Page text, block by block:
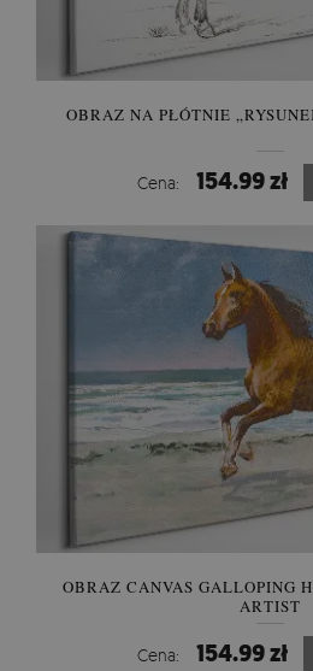
OBRAZ NA PŁÓTNIE
Cena: 154.99 zł
OBRAZ CANVAS GALLOPING
ARTIST
Cena: 154.99 zł